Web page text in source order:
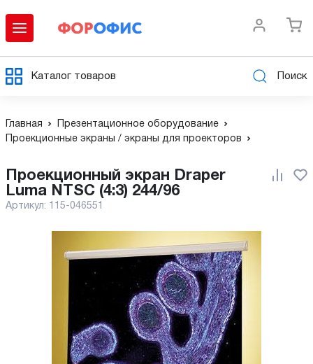
Каталог товаров Поиск
Главная
Презентационное оборудование
Проекционные экраны / экраны для проекторов
Luma NTSC (4:3) 244/96
Артикул: 115-046551